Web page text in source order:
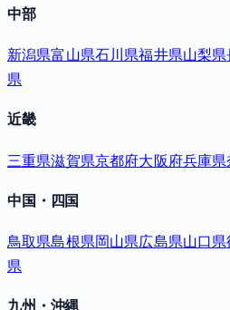
中部
新潟県富山県石川県福井県山梨県
県
近畿
三重県滋賀県京都府大阪府兵庫県
中国・四国
鳥取県島根県岡山県広島県山口県
県
九州・沖縄